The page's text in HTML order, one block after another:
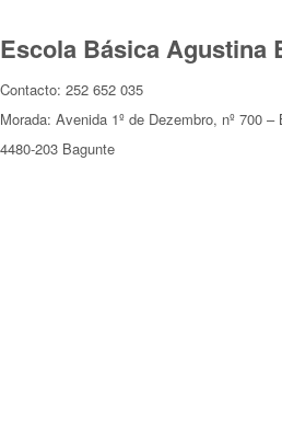
Escola Básica Agustina
Contacto: 252 652 035
Morada: Avenida 1º de Dezembro, nº 700 –
4480-203 Bagunte